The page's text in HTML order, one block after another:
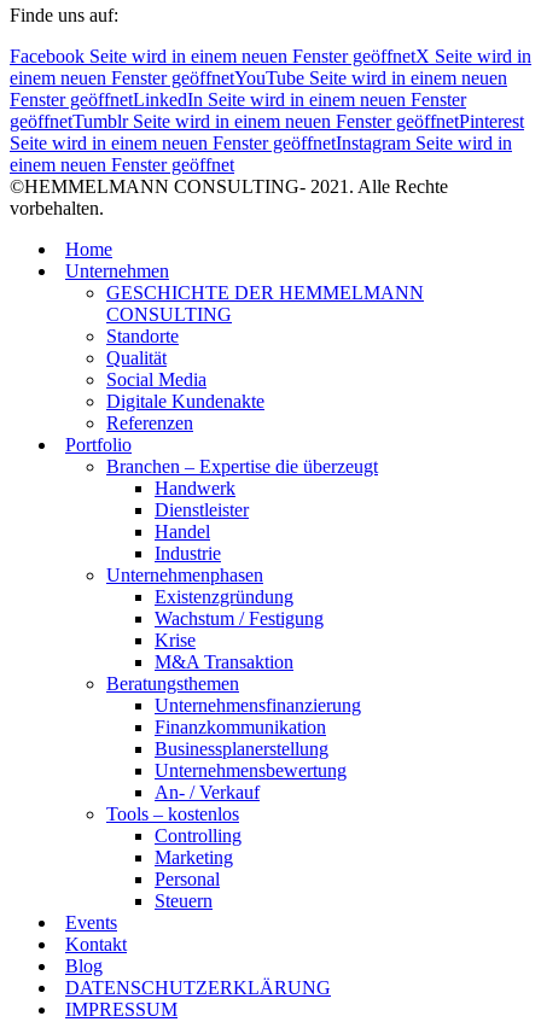
Finde uns auf:
Facebook Seite wird in einem neuen Fenster geöffnetX Seite wird in
einem neuen Fenster geöffnetYouTube Seite wird in einem neuen
Fenster geöffnetLinkedIn Seite wird in einem neuen Fenster
geöffnetTumblr Seite wird in einem neuen Fenster geöffnetPinterest
Seite wird in einem neuen Fenster geöffnetInstagram Seite wird in
einem neuen Fenster geöffnet
©HEMMELMANN CONSULTING- 2021. Alle Rechte
vorbehalten.
Home
Unternehmen
GESCHICHTE DER HEMMELMANN
CONSULTING
Standorte
Qualität
Social Media
Digitale Kundenakte
Referenzen
Portfolio
Branchen – Expertise die überzeugt
Handwerk
Dienstleister
Handel
Industrie
Unternehmenphasen
Existenzgründung
Wachstum / Festigung
Krise
M&A Transaktion
Beratungsthemen
Unternehmensfinanzierung
Finanzkommunikation
Businessplanerstellung
Unternehmensbewertung
An- / Verkauf
Tools – kostenlos
Controlling
Marketing
Personal
Steuern
Events
Kontakt
Blog
DATENSCHUTZERKLÄRUNG
IMPRESSUM